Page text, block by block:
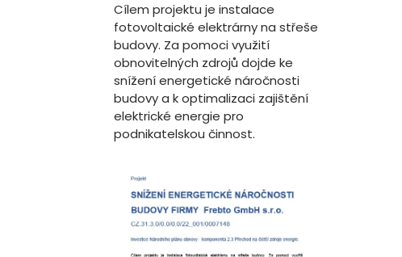
Cílem projektu je instalace
fotovoltaické elektrárny na střeše
budovy. Za pomoci využití
obnovitelných zdrojů dojde ke
snížení energetické náročnosti
budovy a k optimalizaci zajištění
elektrické energie pro
podnikatelskou činnost.